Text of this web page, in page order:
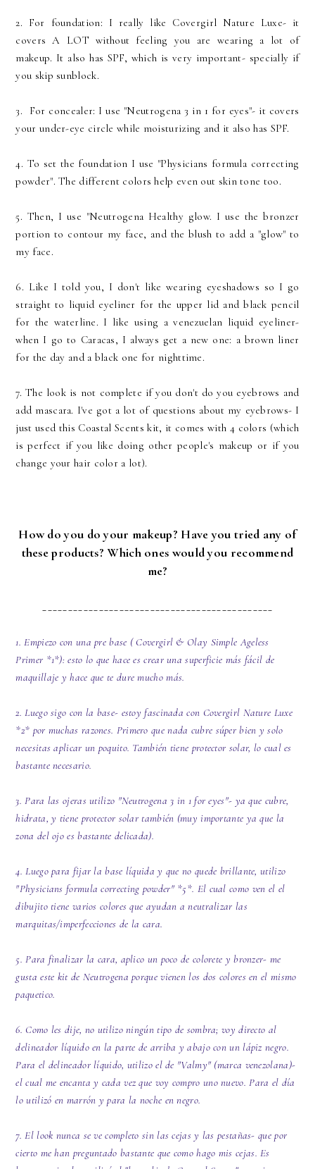
2. For foundation: I really like Covergirl Nature Luxe- it
covers A LOT without feeling you are wearing a lot of
makeup. It also has SPF, which is very important- specially if
you skip sunblock.
3. For concealer: I use "Neutrogena 3 in 1 for eyes"- it covers
your under-eye circle while moisturizing and it also has SPF.
4. To set the foundation I use "Physicians formula correcting
powder". The different colors help even out skin tone too.
5. Then, I use "Neutrogena Healthy glow. I use the bronzer
portion to contour my face, and the blush to add a "glow" to
my face.
6. Like I told you, I don't like wearing eyeshadows so I go
straight to liquid eyeliner for the upper lid and black pencil
for the waterline. I like using a venezuelan liquid eyeliner-
when I go to Caracas, I always get a new one: a brown liner
for the day and a black one for nighttime.
7. The look is not complete if you don't do you eyebrows and
add mascara. I've got a lot of questions about my eyebrows- I
just used this Coastal Scents kit, it comes with 4 colors (which
is perfect if you like doing other people's makeup or if you
change your hair color a lot).
How do you do your makeup? Have you tried any of
these products? Which ones would you recommend
me?
1. Empiezo con una pre base ( Covergirl & Olay Simple Ageless
Primer *1*): esto lo que hace es crear una superficie más fácil de
maquillaje y hace que te dure mucho más.
2. Luego sigo con la base- estoy fascinada con Covergirl Nature Luxe
*2* por muchas razones. Primero que nada cubre súper bien y solo
necesitas aplicar un poquito. También tiene protector solar, lo cual es
bastante necesario.
3. Para las ojeras utilizo "Neutrogena 3 in 1 for eyes"- ya que cubre,
hidrata, y tiene protector solar también (muy importante ya que la
zona del ojo es bastante delicada).
4. Luego para fijar la base líquida y que no quede brillante, utilizo
"Physicians formula correcting powder" *5*. El cual como ven el el
dibujito tiene varios colores que ayudan a neutralizar las
marquitas/imperfecciones de la cara.
5. Para finalizar la cara, aplico un poco de colorete y bronzer- me
gusta este kit de Neutrogena porque vienen los dos colores en el mismo
paquetico.
6. Como les dije, no utilizo ningún tipo de sombra; voy directo al
delineador líquido en la parte de arriba y abajo con un lápiz negro.
Para el delineador líquido, utilizo el de "Valmy" (marca venezolana)-
el cual me encanta y cada vez que voy compro uno nuevo. Para el día
lo utilizó en marrón y para la noche en negro.
7. El look nunca se ve completo sin las cejas y las pestañas- que por
cierto me han preguntado bastante que como hago mis cejas. Es